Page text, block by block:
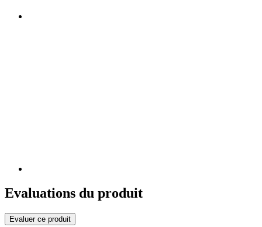
Evaluations du produit
Evaluer ce produit